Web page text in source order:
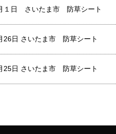
１日 さいたま市 防草シート
26日 さいたま市 防草シート
25日 さいたま市 防草シート